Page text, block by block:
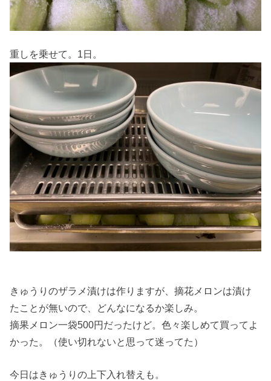
重しを乗せて。1日。
きゅうりのザラメ漬けは作りますが、摘花メロンは漬け
たことが無いので、どんなになるか楽しみ。
摘果メロン一袋500円だったけど。色々楽しめて買ってよ
かった。（使い切れないと思って迷ってた）
今日はきゅうりの上下入れ替えも。